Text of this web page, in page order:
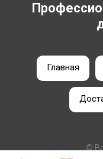
Главная
©